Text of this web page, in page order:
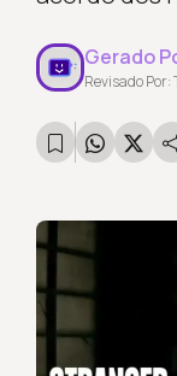
Gerado
Revisado Por: